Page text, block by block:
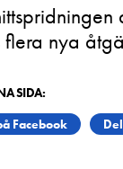
flera nya
SIDA:
Facebook